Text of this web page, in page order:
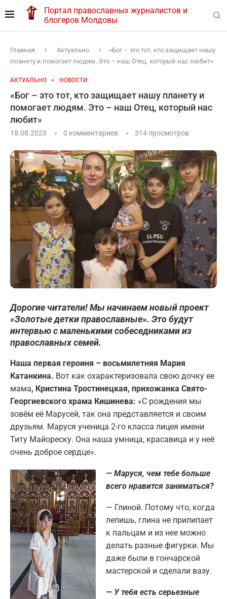
Портал православных журналистов и
блогеров Молдовы
Главная Актуально
«Бог – это тот, кто защищает нашу
планету и помогает людям. Это – наш Отец, который нас любит»
АКТУАЛЬНО НОВОСТИ
«Бог – это тот, кто защищает нашу планету и
помогает людям. Это – наш Отец, который нас
любит»
18.08.2023 0 комментариев 314 просмотров
Дорогие читатели! Мы начинаем новый проект
«Золотые детки православные». Это будут
интервью с маленькими собеседниками из
православных семей.
Наша первая героиня – восьмилетняя Мария
Катанкина. Вот как охарактеризовала свою дочку ее
мама, Кристина Тростинецкая, прихожанка Свято-
Георгиевского храма Кишинева: «С рождения мы
зовём её Марусей, так она представляется и своим
друзьям. Маруся ученица 2-го класса лицея имени
Титу Майореску. Она наша умница, красавица и у неё
очень доброе сердце».
— Маруся, чем тебе больше
всего нравится заниматься?
— Глиной. Потому что, когда
лепишь, глина не прилипает
к пальцам и из нее можно
делать разные фигурки. Мы
даже были в гончарской
мастерской и сделали вазу.
— У тебя есть серьезные